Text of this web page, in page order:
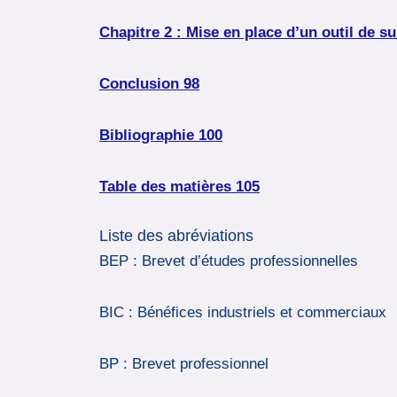
Chapitre 2 : Mise en place d’un outil de
Conclusion 98
Bibliographie 100
Table des matières 105
Liste des abréviations
BEP : Brevet d’études professionnelles
BIC : Bénéfices industriels et commerciaux
BP : Brevet professionnel